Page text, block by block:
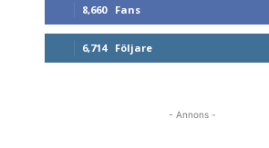
8,660 Fans
6,714 Följare
- Annons -